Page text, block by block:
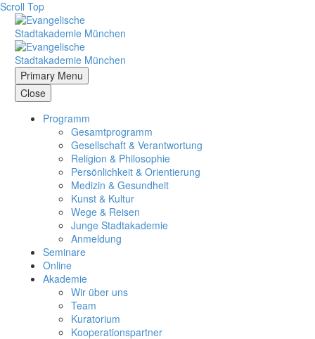
Scroll Top
Primary Menu
Close
Programm
Gesamtprogramm
Gesellschaft & Verantwortung
Religion & Philosophie
Persönlichkeit & Orientierung
Medizin & Gesundheit
Kunst & Kultur
Wege & Reisen
Junge Stadtakademie
Anmeldung
Seminare
Online
Akademie
Wir über uns
Team
Kuratorium
Kooperationspartner